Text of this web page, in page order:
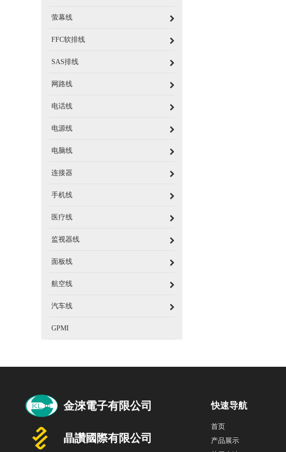
萤幕线
FFC软排线
SAS排线
网路线
电话线
电源线
电脑线
连接器
手机线
医疗线
监视器线
面板线
航空线
汽车线
GPMI
快速导航
首页
产品展示